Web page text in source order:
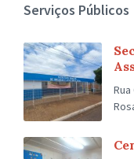
Serviços Públicos